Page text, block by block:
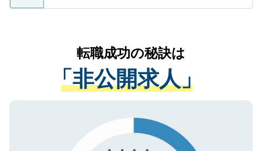
ているすべての個人データはご本人の許可
は、個人情報の取り扱いについての厳密な
管理基準を満たした事業者のみに付与され
る、プライバシーマークを取得済みです。
ご登録いただいた個人情報は、SSL（デー
で、機密保持に関してもご安心ください。
かがいして、現在の医療機関の状況や紹介
経験をまじえながら、適切なアドバイスを
させていただきます。すぐにご転職をされ
ない方には、長期的なサポートが可能です
ので、まずはご登録ください。
転職成功の秘訣は
「非公開求人」